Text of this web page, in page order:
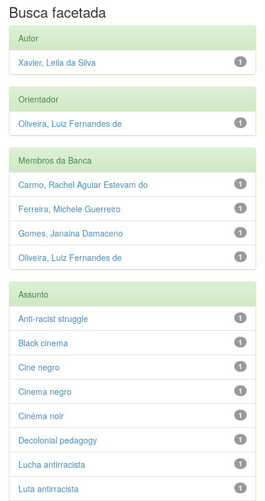
Busca facetada
Autor
1
Xavier, Leila da Silva
Orientador
1
Oliveira, Luiz Fernandes de
Membros da Banca
1
Carmo, Rachel Aguiar Estevam do
1
Ferreira, Michele Guerreiro
1
Gomes, Janaina Damaceno
1
Oliveira, Luiz Fernandes de
Assunto
1
Anti-racist struggle
1
Black cinema
1
Cine negro
1
Cinema negro
1
Cinéma noir
1
Decolonial pedagogy
1
Lucha antirracista
1
Luta antirracista